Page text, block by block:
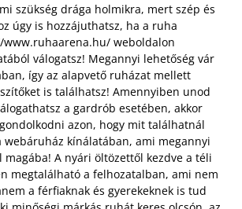
szükség drága holmikra, mert szép és
úgy is hozzájuthatsz, ha a ruha
weboldalon
válogatsz! Megannyi lehetőség vár
így az alapvető ruházat mellett
is találhatsz! Amennyiben unod
a gardrób esetében, akkor
azon, hogy mit találhatnál
webáruház kínálatában, ami megannyi
magába! A nyári öltözettől kezdve a téli
megtalálható a felhozatalban, ami nem
a férfiaknak és gyerekeknek is tud